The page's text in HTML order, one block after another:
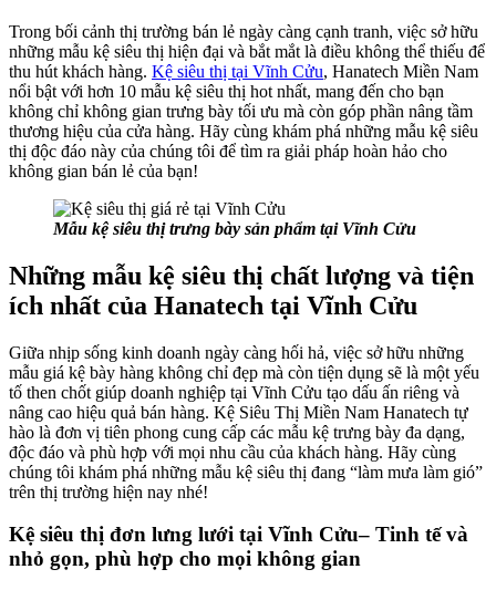
Trong bối cảnh thị trường bán lẻ ngày càng cạnh tranh, việc sở hữu
những mẫu kệ siêu thị hiện đại và bắt mắt là điều không thể thiếu để
thu hút khách hàng. Kệ siêu thị tại Vĩnh Cửu, Hanatech Miền Nam
nổi bật với hơn 10 mẫu kệ siêu thị hot nhất, mang đến cho bạn
không chỉ không gian trưng bày tối ưu mà còn góp phần nâng tầm
thương hiệu của cửa hàng. Hãy cùng khám phá những mẫu kệ siêu
thị độc đáo này của chúng tôi để tìm ra giải pháp hoàn hảo cho
không gian bán lẻ của bạn!
Mẫu kệ siêu thị trưng bày sản phẩm tại Vĩnh Cửu
Những mẫu kệ siêu thị chất lượng và tiện
ích nhất của Hanatech tại Vĩnh Cửu
Giữa nhịp sống kinh doanh ngày càng hối hả, việc sở hữu những
mẫu giá kệ bày hàng không chỉ đẹp mà còn tiện dụng sẽ là một yếu
tố then chốt giúp doanh nghiệp tại Vĩnh Cửu tạo dấu ấn riêng và
nâng cao hiệu quả bán hàng. Kệ Siêu Thị Miền Nam Hanatech tự
hào là đơn vị tiên phong cung cấp các mẫu kệ trưng bày đa dạng,
độc đáo và phù hợp với mọi nhu cầu của khách hàng. Hãy cùng
chúng tôi khám phá những mẫu kệ siêu thị đang “làm mưa làm gió”
trên thị trường hiện nay nhé!
Kệ siêu thị đơn lưng lưới tại Vĩnh Cửu– Tinh tế và
nhỏ gọn, phù hợp cho mọi không gian